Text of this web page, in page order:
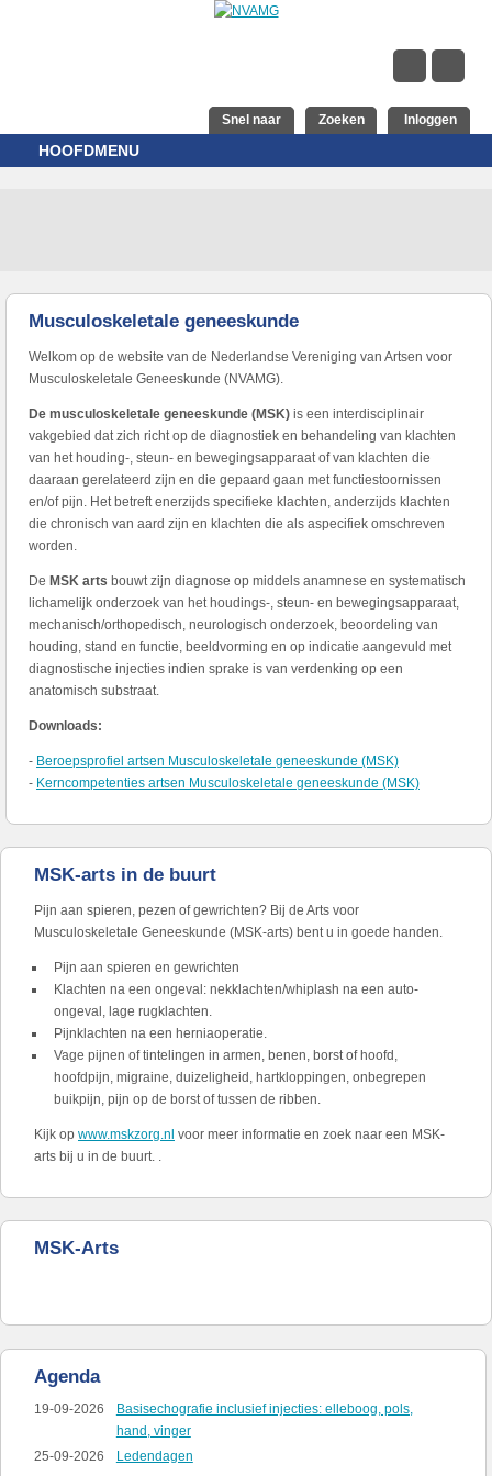
Snel naar Zoeken Inloggen
HOOFDMENU
Musculoskeletale geneeskunde
Welkom op de website van de Nederlandse Vereniging van Artsen voor
Musculoskeletale Geneeskunde (NVAMG).
De musculoskeletale geneeskunde (MSK) is een interdisciplinair
vakgebied dat zich richt op de diagnostiek en behandeling van klachten
van het houding-, steun- en bewegingsapparaat of van klachten die
daaraan gerelateerd zijn en die gepaard gaan met functiestoornissen
en/of pijn. Het betreft enerzijds specifieke klachten, anderzijds klachten
die chronisch van aard zijn en klachten die als aspecifiek omschreven
worden.
De MSK arts bouwt zijn diagnose op middels anamnese en systematisch
lichamelijk onderzoek van het houdings-, steun- en bewegingsapparaat,
mechanisch/orthopedisch, neurologisch onderzoek, beoordeling van
houding, stand en functie, beeldvorming en op indicatie aangevuld met
diagnostische injecties indien sprake is van verdenking op een
anatomisch substraat.
Downloads:
- Beroepsprofiel artsen Musculoskeletale geneeskunde (MSK)
- Kerncompetenties artsen Musculoskeletale geneeskunde (MSK)
MSK-arts in de buurt
Pijn aan spieren, pezen of gewrichten? Bij de Arts voor
Musculoskeletale Geneeskunde (MSK-arts) bent u in goede handen.
Pijn aan spieren en gewrichten
Klachten na een ongeval: nekklachten/whiplash na een auto-
ongeval, lage rugklachten.
Pijnklachten na een herniaoperatie.
Vage pijnen of tintelingen in armen, benen, borst of hoofd,
hoofdpijn, migraine, duizeligheid, hartkloppingen, onbegrepen
buikpijn, pijn op de borst of tussen de ribben.
Kijk op www.mskzorg.nl voor meer informatie en zoek naar een MSK-
arts bij u in de buurt. .
MSK-Arts
Agenda
19-09-2026
Basisechografie inclusief injecties: elleboog, pols,
hand, vinger
25-09-2026
Ledendagen